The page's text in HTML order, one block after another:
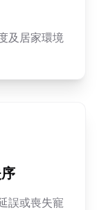
及居家環境
誤或喪失寵